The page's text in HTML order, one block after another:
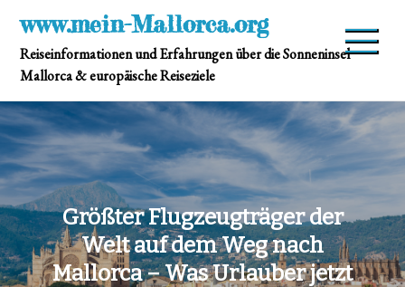
content
www.mein-Mallorca.org
Reiseinformationen und Erfahrungen über die Sonneninsel
Mallorca & europäische Reiseziele
Größter Flugzeugträger der
Welt auf dem Weg nach
Mallorca – Was Urlauber jetzt